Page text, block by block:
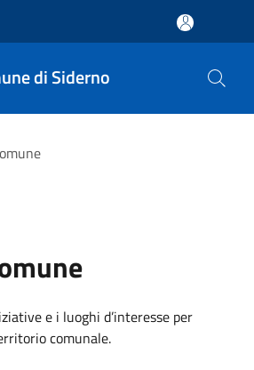
di Siderno
e i luoghi d’interesse per
comunale.